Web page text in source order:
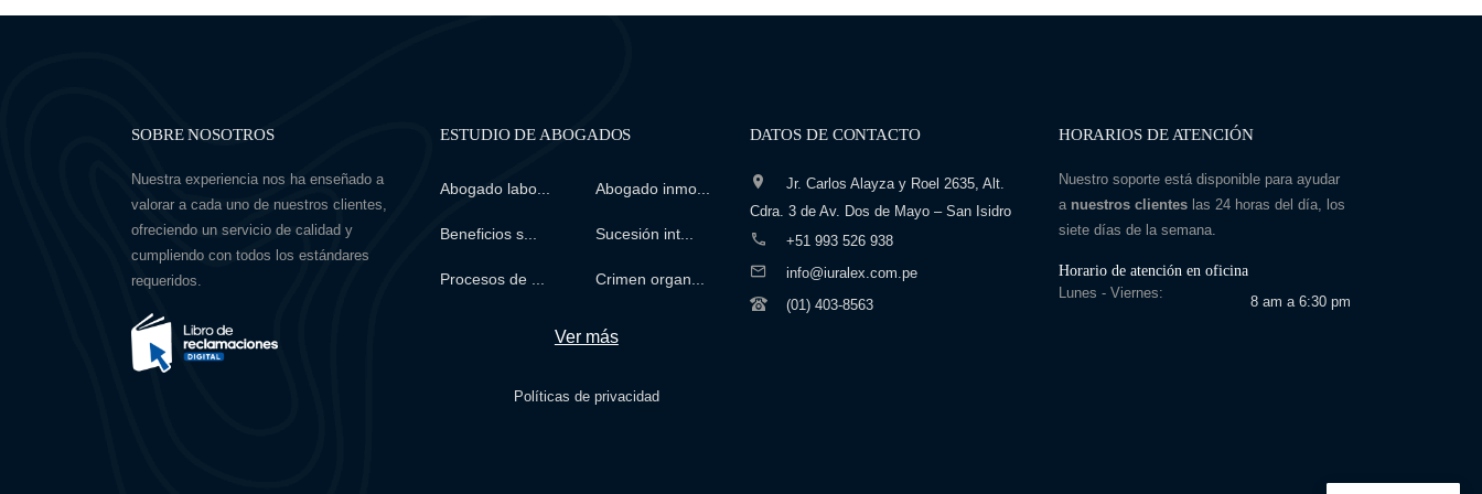
SOBRE NOSOTROS
Nuestra experiencia nos ha enseñado a
valorar a cada uno de nuestros clientes,
ofreciendo un servicio de calidad y
cumpliendo con todos los estándares
requeridos.
ESTUDIO DE ABOGADOS
Abogado labo... Abogado inmo...
Beneficios s... Sucesión int...
Procesos de ... Crimen organ...
Ver más
Políticas de privacidad
DATOS DE CONTACTO
Jr. Carlos Alayza y Roel 2635, Alt.
Cdra. 3 de Av. Dos de Mayo – San Isidro
+51 993 526 938
info@iuralex.com.pe
(01) 403-8563
HORARIOS DE ATENCIÓN
Nuestro soporte está disponible para ayudar
a nuestros clienteslas 24 horas del día, los
siete días de la semana.
Horario de atención en oficina
Lunes - Viernes:
8 am a 6:30 pm